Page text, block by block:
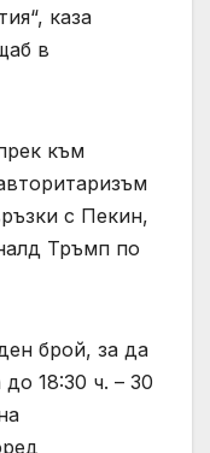
каза
в
към
с Пекин,
Тръмп по
брой, за да
18:30 ч. – 30